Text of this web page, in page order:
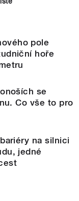
pole
hoře
se
Co vše to pro
na silnici
jedné